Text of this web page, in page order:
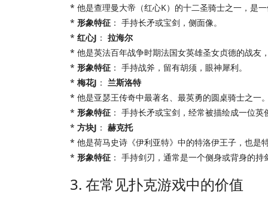
* 他是查理曼大帝（红心K）的十二圣骑士之一，是
* 形象特征 ： 手持长矛或宝剑，侧面像。
* 红心J ： 拉海尔
* 他是英法百年战争时期法国女英雄圣女贞德的战友
* 形象特征 ： 手持战斧，留有胡须，眼神犀利。
* 梅花J ： 兰斯洛特
* 他是亚瑟王传奇中最著名、最英勇的圆桌骑士之一
* 形象特征 ： 手持长矛或宝剑，经常被描绘成一位英
* 方块J ： 赫克托
* 他是荷马史诗《伊利亚特》中的特洛伊王子，也是
* 形象特征 ： 手持剑刃，通常是一个侧身或背身的持
3. 在常见扑克游戏中的价值